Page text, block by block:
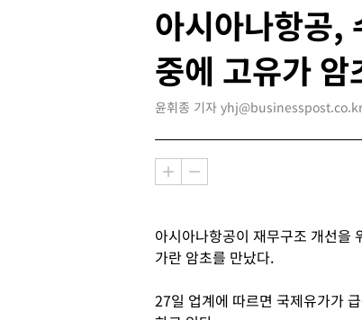
아시아나항공,
중에 고유가 암
윤휘종 기자 yhj@businesspost.co.kr
아시아나항공이 재무구조 개선을
가란 암초를 만났다.
27일 업계에 따르면 국제유가가